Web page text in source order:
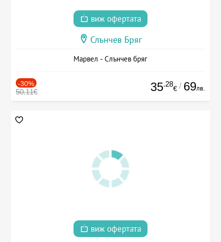
виж офертата
Слънчев Бряг
Марвел - Слънчев бряг
-30%
50.11€ 35.28
€ / 69лв.
виж офертата